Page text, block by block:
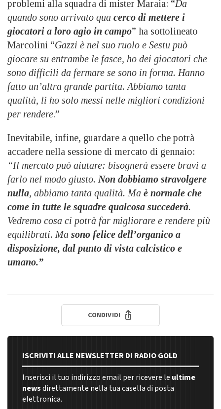
problemi alla squadra di mister Maraia: “Da
quando sono arrivato qua cerco di mettere i
giocatori a loro agio in campo” ha sottolineato
Marcolini “Gazzi è nel suo ruolo e Sestu può
giocare su entrambe le fasce, ho dei giocatori che
sono difficili da fermare se sono in forma. Hanno
fatto un’altra grande partita. Abbiamo tanta
qualità, li ho solo messi nelle migliori condizioni
per rendere.”
Inevitabile, infine, guardare a quello che potrà
accadere nella sessione di mercato di gennaio:
“Il mercato può aiutare: bisognerà essere bravi a
farlo nel modo giusto. Non dobbiamo stravolgere
nulla, abbiamo tanta qualità. Ma è normale che
come in tutte le squadre qualcosa succederà.
Vedremo cosa ci potrà far migliorare e rendere più
equilibrati. Ma sono felice dell’organico a
disposizione, dal punto di vista calcistico e
umano.”
CONDIVIDI
ISCRIVITI ALLE NEWSLETTER DI RADIO GOLD
Inserisci il tuo indirizzo email per ricevere le ultime
newsdirettamente nella tua casella di posta
elettronica.